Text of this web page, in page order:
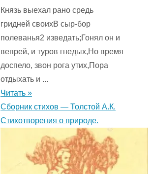
Князь выехал рано средь
гридней своихВ сыр-бор
полеванья2 изведать;Гонял он и
вепрей, и туров гнедых,Но время
доспело, звон рога утих,Пора
отдыхать и ...
Читать »
Сборник стихов — Толстой А.К.
Стихотворения о природе.